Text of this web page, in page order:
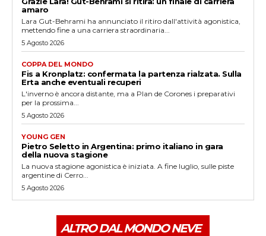
amaro
Lara Gut-Behrami ha annunciato il ritiro dall'attività agonistica,
mettendo fine a una carriera straordinaria...
5 Agosto 2026
COPPA DEL MONDO
Fis a Kronplatz: confermata la partenza rialzata. Sulla
Erta anche eventuali recuperi
L'inverno è ancora distante, ma a Plan de Corones i preparativi
per la prossima...
5 Agosto 2026
YOUNG GEN
Pietro Seletto in Argentina: primo italiano in gara
della nuova stagione
La nuova stagione agonistica è iniziata. A fine luglio, sulle piste
argentine di Cerro...
5 Agosto 2026
ALTRO DAL MONDO NEVE